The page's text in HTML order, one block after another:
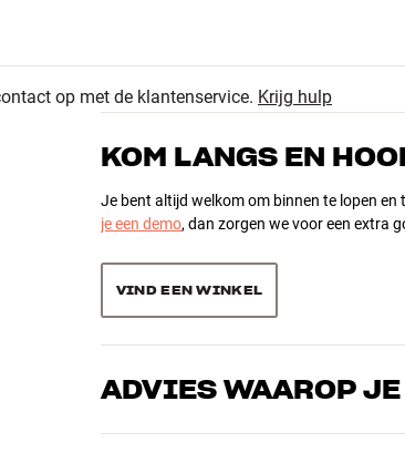
4.7
op met de klantenservice. Krijg hulp
KOM LANGS EN
Je bent altijd welkom om binnen te lopen
je een demo, dan zorgen we voor een extra
VIND EEN WINKEL
ADVIES WAAROP
Onze medewerkers zijn echte liefhebbers